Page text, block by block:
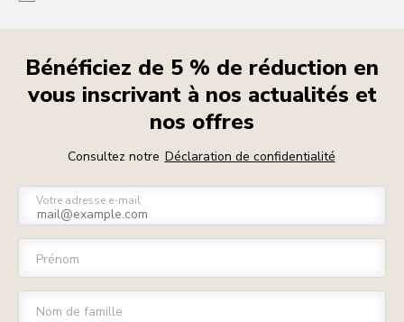
Bénéficiez de 5 % de réduction en
vous inscrivant à nos actualités et
nos offres
Consultez notre Déclaration de confidentialité
Votre adresse e-mail
Prénom
Nom de famille